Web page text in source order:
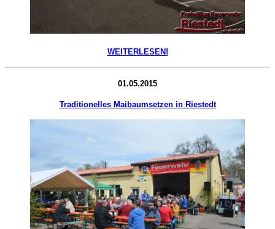
WEITERLESEN!
01.05.2015
Traditionelles Maibaumsetzen in Riestedt